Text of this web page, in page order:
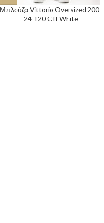
Μπλούζα Vittorio Oversized 200-
24-120 Off White